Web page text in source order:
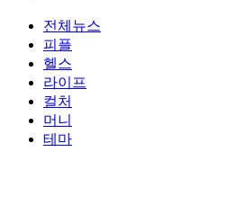
전체뉴스
피플
헬스
라이프
컬처
머니
테마